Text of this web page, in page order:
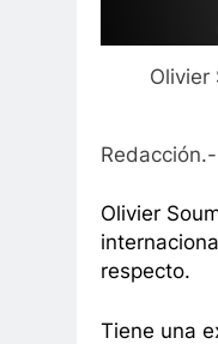
Olivier
Redacción.-
Olivier
respecto.
Tiene una